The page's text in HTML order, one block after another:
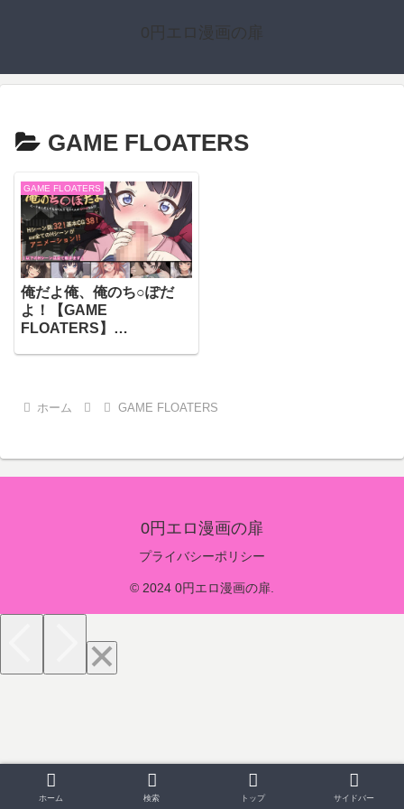
0円エロ漫画の扉
GAME FLOATERS
GAME FLOATERS
俺だよ俺、俺のち○ぽだ
よ！【GAME
FLOATERS】
ホーム GAME FLOATERS
0円エロ漫画の扉
プライバシーポリシー
© 2024 0円エロ漫画の扉.
ホーム 検索 トップ サイドバー